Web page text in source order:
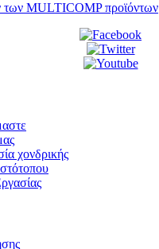
MULTICOMP προϊόντων
χονδρικής